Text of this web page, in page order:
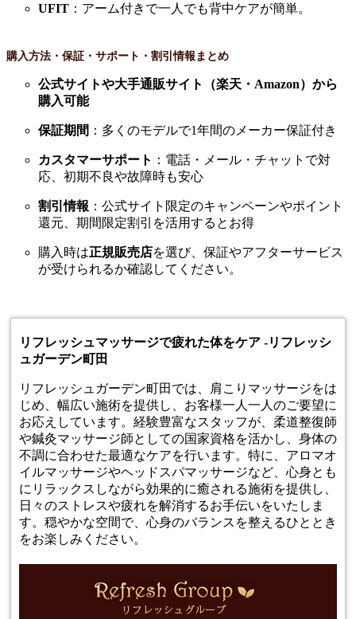
UFIT ：アーム付きで一人でも背中ケアが簡単。
購入方法・保証・サポート・割引情報まとめ
公式サイトや大手通販サイト（楽天・Amazon）から
購入可能
保証期間 ：多くのモデルで1年間のメーカー保証付き
カスタマーサポート ：電話・メール・チャットで対
応、初期不良や故障時も安心
割引情報 ：公式サイト限定のキャンペーンやポイント
還元、期間限定割引を活用するとお得
購入時は正規販売店を選び、保証やアフターサービス
が受けられるか確認してください。
リフレッシュマッサージで疲れた体をケア -リフレッシ
ュガーデン町田
リフレッシュガーデン町田では、肩こり マッサージをは
じめ、幅広い施術を提供し、お客様一人一人のご要望に
お応えしています。経験豊富なスタッフが、柔道整復師
や鍼灸マッサージ師としての国家資格を活かし、身体の
不調に合わせた最適なケアを行います。特に、アロマオ
イルマッサージやヘッドスパマッサージなど、心身とも
にリラックスしながら効果的に癒される施術を提供し、
日々のストレスや疲れを解消するお手伝いをいたしま
す。穏やかな空間で、心身のバランスを整えるひととき
をお楽しみください。